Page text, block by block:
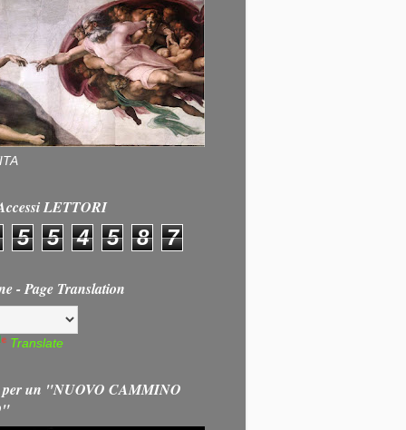
LETTORI
5 5 4 5 8 7
- Page Translation
Translate
per un "NUOVO CAMMINO